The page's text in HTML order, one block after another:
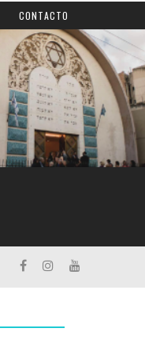
inglés: mirá el grato
CONTACTO